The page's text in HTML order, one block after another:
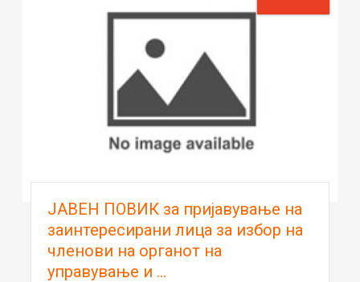
ЈАВЕН ПОВИК за пријавување на
заинтересирани лица за избор на
членови на органот на
управување и ...